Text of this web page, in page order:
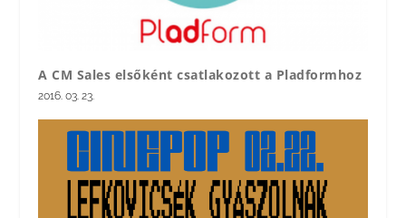
A CM Sales elsőként csatlakozott a Pladformhoz
2016. 03. 23.